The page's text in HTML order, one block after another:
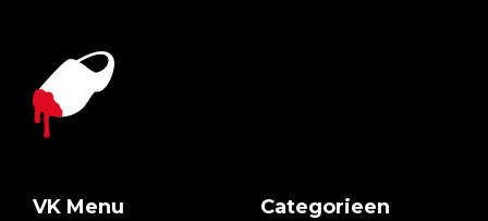
VK Menu Categorieen